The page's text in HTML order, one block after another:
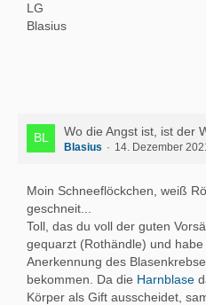
LG
Blasius
Wo die Angst ist, ist der
Blasius 14. Dezember
Moin Schneeflöckchen, weiß
geschneit...
Toll, das du voll der guten
gequarzt (Rothändle) und
Anerkennung des
bekommen. Da die Harnblase
Körper als Gift ausscheidet,